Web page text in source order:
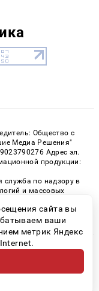
Общество с
Медиа Решения"
Адрес эл.
продукции:
служба по надзору в
и массовых
82534 от 21.01.2022
защищены
16+
сайта вы
ваши
метрик Яндекс